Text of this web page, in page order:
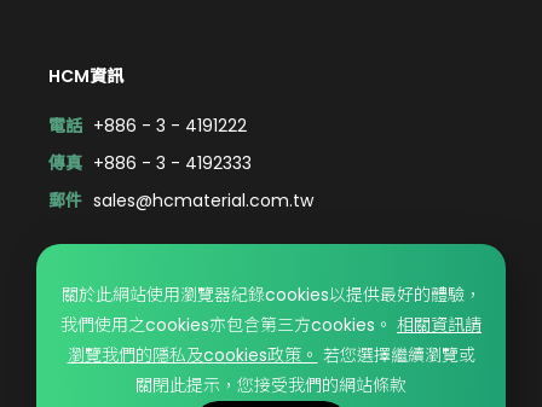
HCM資訊
電話 +886 - 3 - 4191222
傳真 +886 - 3 - 4192333
郵件 sales@hcmaterial.com.tw
隱私政策
關於此網站使用瀏覽器紀錄cookies以提供最好的體驗，
我們使用之cookies亦包含第三方cookies。 相關資訊請
瀏覽我們的隱私及cookies政策。 若您選擇繼續瀏覽或
關閉此提示，您接受我們的網站條款